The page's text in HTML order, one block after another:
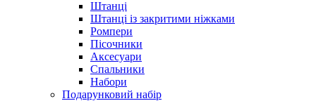
Штанці
Штанці із закритими ніжками
Ромпери
Пісочники
Аксесуари
Спальники
Набори
Подарунковий набір